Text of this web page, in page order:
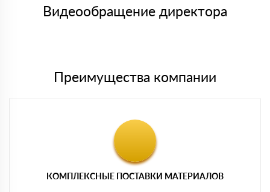
либо Вы забираете товар со склада самовывоза.
Видеообращение директора
Преимущества компании
КОМПЛЕКСНЫЕ ПОСТАВКИ МАТЕРИАЛОВ